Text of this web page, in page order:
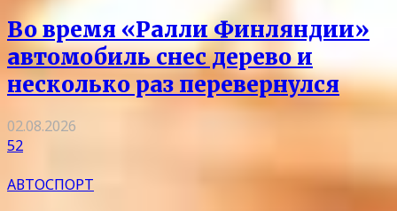
Во время «Ралли Финляндии»
автомобиль снес дерево и
несколько раз перевернулся
02.08.2026
52
АВТОСПОРТ